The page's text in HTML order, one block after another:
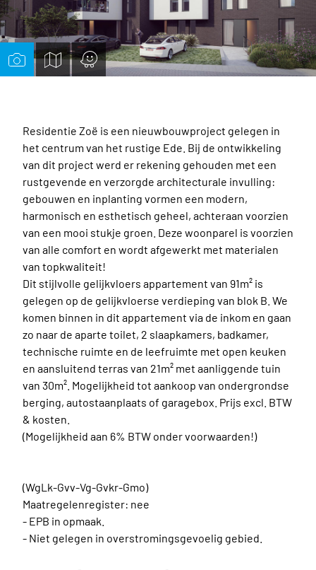
BLIJF OP DE HOOGTE
CONTACTEER ONS
0473 84 02 83 info@immo-optima.be
Marktstraat 5, 1745 Opwijk
Residentie Zoë is een nieuwbouwproject gelegen in
het centrum van het rustige Ede. Bij de ontwikkeling
van dit project werd er rekening gehouden met een
rustgevende en verzorgde architecturale invulling:
gebouwen en inplanting vormen een modern,
harmonisch en esthetisch geheel, achteraan voorzien
van een mooi stukje groen. Deze woonparel is voorzien
van alle comfort en wordt afgewerkt met materialen
van topkwaliteit!
Dit stijlvolle gelijkvloers appartement van 91m² is
gelegen op de gelijkvloerse verdieping van blok B. We
komen binnen in dit appartement via de inkom en gaan
zo naar de aparte toilet, 2 slaapkamers, badkamer,
technische ruimte en de leefruimte met open keuken
en aansluitend terras van 21m² met aanliggende tuin
van 30m². Mogelijkheid tot aankoop van ondergrondse
berging, autostaanplaats of garagebox. Prijs excl. BTW
& kosten.
(Mogelijkheid aan 6% BTW onder voorwaarden!)
(WgLk-Gvv-Vg-Gvkr-Gmo)
Maatregelenregister: nee
- EPB in opmaak.
- Niet gelegen in overstromingsgevoelig gebied.